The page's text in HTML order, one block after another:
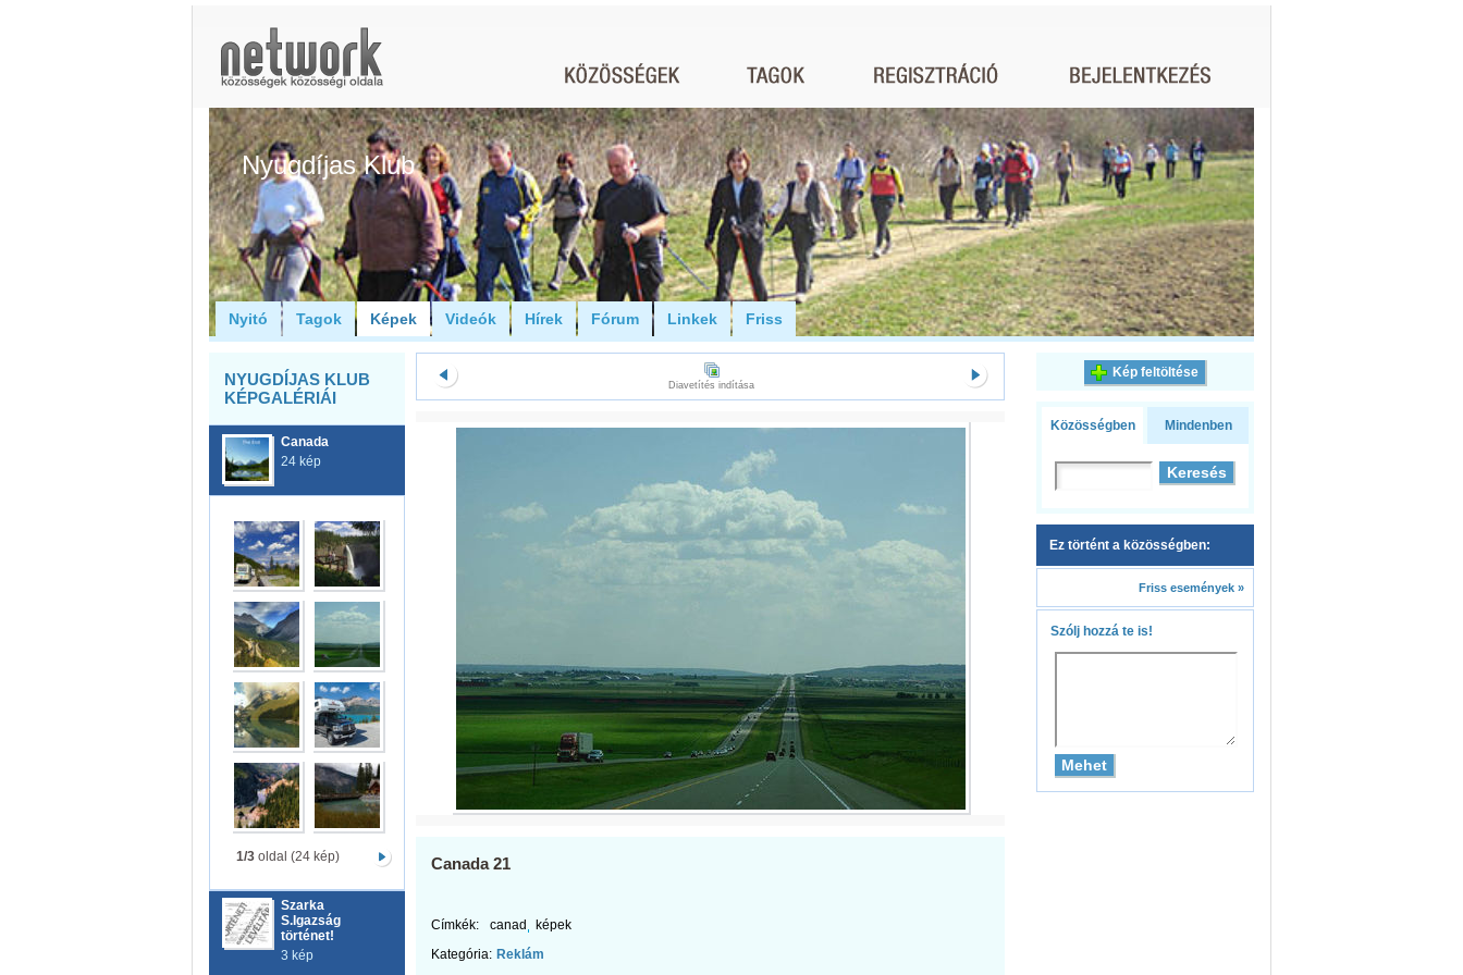
Nyugdíjas Klub
Nyitó Tagok Képek Videók Hírek Fórum Linkek Friss
NYUGDÍJAS KLUB
KÉPGALÉRIÁI
Canada
24 kép
1/3oldal (24 kép)
Szarka
S.Igazság
történet!
3 kép
Diavetítés indítása
Canada 21
Címkék: canad
képek
Kategória: Reklám
Kép feltöltése
Közösségben Mindenben
Ez történt a közösségben:
Friss események »
Szólj hozzá te is!